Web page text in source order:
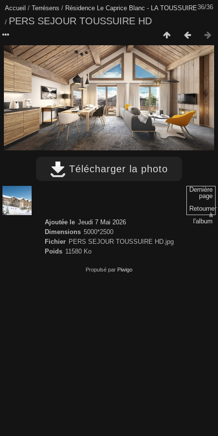
36/36
Accueil / Terrésens / Résidence Le Caprice Blanc - LA TOUSSUIRE
/ PERS SEJOUR TOUSSUIRE HD
Télécharger la photo
Dernière
page
Retourner
à
l'album
Ajoutée le Jeudi 7 Mai 2026
Dimensions 5000*2500
Fichier PERS SEJOUR TOUSSUIRE HD.jpg
Poids 11580 Ko
Propulsé par Piwigo